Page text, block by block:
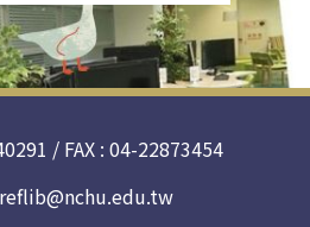
/ FAX : 04-22873454
reflib@nchu.edu.tw